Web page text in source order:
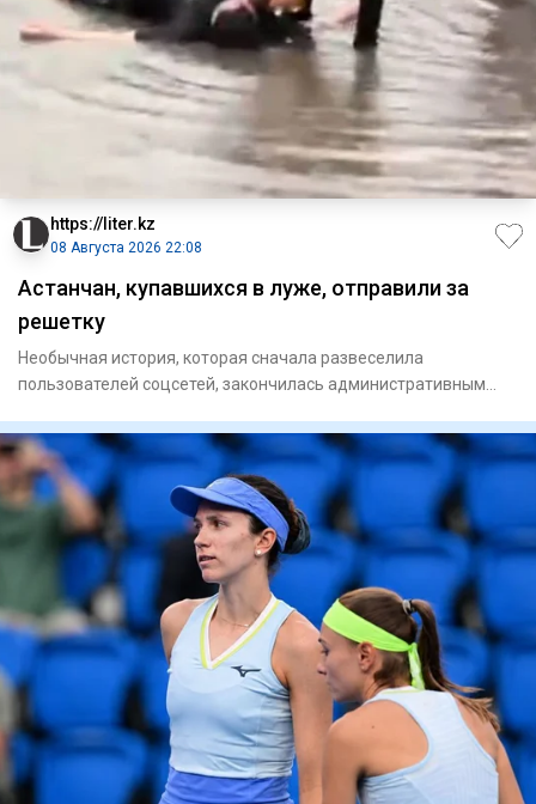
https://liter.kz
08 Августа 2026 22:08
Астанчан, купавшихся в луже, отправили за
решетку
Необычная история, которая сначала развеселила
пользователей соцсетей, закончилась административным